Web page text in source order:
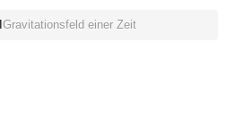
Gravitationsfeld einer Zeit